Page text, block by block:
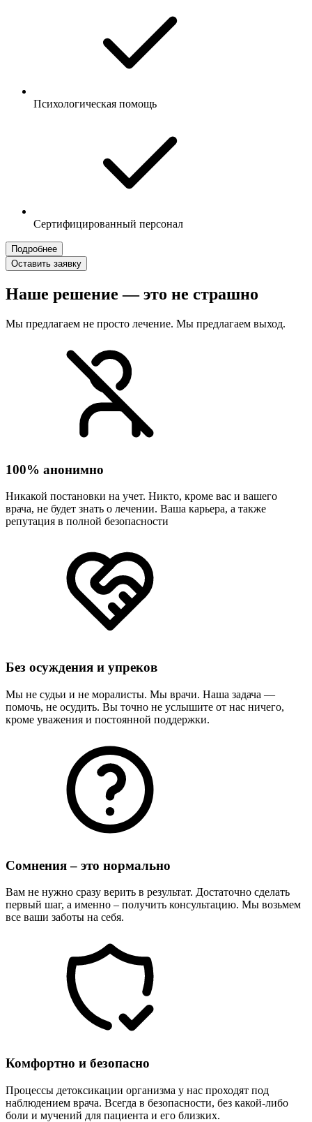
Психологическая помощь
Сертифицированный персонал
Подробнее
Оставить заявку
Наше решение — это не страшно
Мы предлагаем не просто лечение. Мы предлагаем выход.
100% анонимно
Никакой постановки на учет. Никто, кроме вас и вашего
врача, не будет знать о лечении. Ваша карьера, а также
репутация в полной безопасности
Без осуждения и упреков
Мы не судьи и не моралисты. Мы врачи. Наша задача —
помочь, не осудить. Вы точно не услышите от нас ничего,
кроме уважения и постоянной поддержки.
Сомнения – это нормально
Вам не нужно сразу верить в результат. Достаточно сделать
первый шаг, а именно – получить консультацию. Мы возьмем
все ваши заботы на себя.
Комфортно и безопасно
Процессы детоксикации организма у нас проходят под
наблюдением врача. Всегда в безопасности, без какой-либо
боли и мучений для пациента и его близких.